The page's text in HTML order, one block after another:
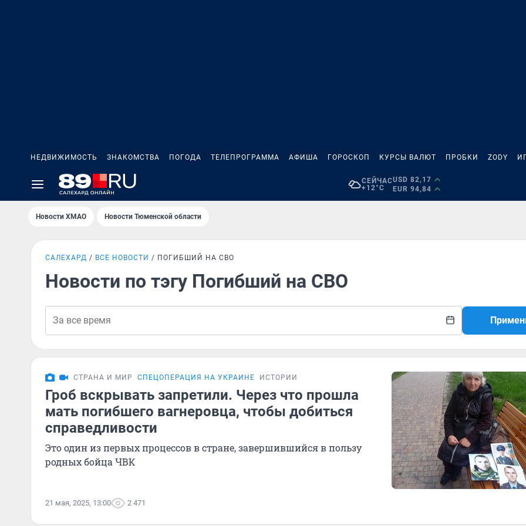
НЕДВИЖИМОСТЬ ЗНАКОМСТВА ПОГОДА ТЕЛЕПРОГРАММА АФИША ГОРОСКОП КУРСЫ ВАЛЮТ ПРОБКИ ZODY
СЕЙЧАС
+12°C
USD 82,17
EUR 94,84
Новости ХМАО Новости Тюменской области
САЛЕХАРД ВСЕ НОВОСТИ ПОГИБШИЙ НА СВО
Новости по тэгу Погибший на СВО
СТРАНА И МИР СПЕЦОПЕРАЦИЯ НА УКРАИНЕ ИСТОРИИ
Гроб вскрывать запретили. Через что прошла
мать погибшего вагнеровца, чтобы добиться
справедливости
Это один из первых процессов в стране, завершившийся в пользу
родных бойца ЧВК
21 мая, 2025, 13:00 2 471